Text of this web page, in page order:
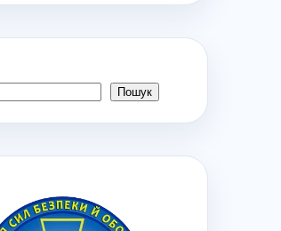
Пошук